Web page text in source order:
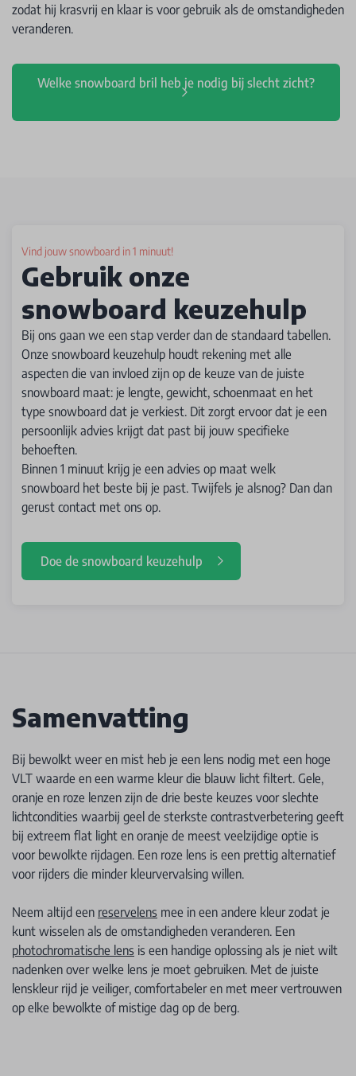
zodat hij krasvrij en klaar is voor gebruik als de omstandigheden
veranderen.
Welke snowboard bril heb je nodig bij slecht zicht?
Vind jouw snowboard in 1 minuut!
Gebruik onze
snowboard keuzehulp
Bij ons gaan we een stap verder dan de standaard tabellen.
Onze snowboard keuzehulp houdt rekening met alle
aspecten die van invloed zijn op de keuze van de juiste
snowboard maat: je lengte, gewicht, schoenmaat en het
type snowboard dat je verkiest. Dit zorgt ervoor dat je een
persoonlijk advies krijgt dat past bij jouw specifieke
behoeften.
Binnen 1 minuut krijg je een advies op maat welk
snowboard het beste bij je past. Twijfels je alsnog? Dan dan
gerust contact met ons op.
Doe de snowboard keuzehulp
Samenvatting
Bij bewolkt weer en mist heb je een lens nodig met een hoge
VLT waarde en een warme kleur die blauw licht filtert. Gele,
oranje en roze lenzen zijn de drie beste keuzes voor slechte
lichtcondities waarbij geel de sterkste contrastverbetering geeft
bij extreem flat light en oranje de meest veelzijdige optie is
voor bewolkte rijdagen. Een roze lens is een prettig alternatief
voor rijders die minder kleurvervalsing willen.
Neem altijd een reservelens mee in een andere kleur zodat je
kunt wisselen als de omstandigheden veranderen. Een
photochromatische lens is een handige oplossing als je niet wilt
nadenken over welke lens je moet gebruiken. Met de juiste
lenskleur rijd je veiliger, comfortabeler en met meer vertrouwen
op elke bewolkte of mistige dag op de berg.